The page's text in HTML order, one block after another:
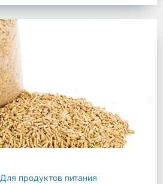
Для продуктов питания